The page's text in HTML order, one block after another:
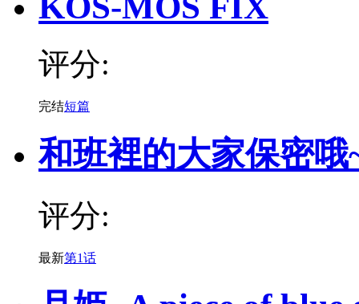
评分:
完结短篇
和班裡的大家保密哦
评分:
最新第1话